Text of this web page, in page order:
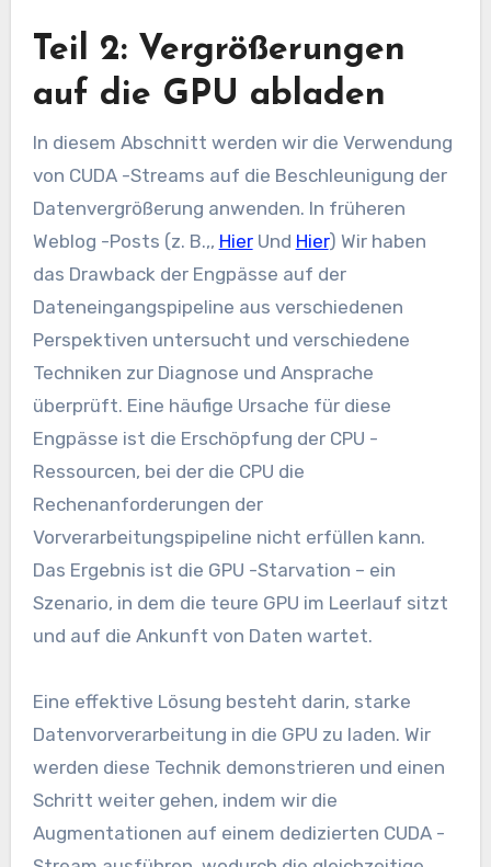
Teil 2: Vergrößerungen
auf die GPU abladen
In diesem Abschnitt werden wir die Verwendung
von CUDA -Streams auf die Beschleunigung der
Datenvergrößerung anwenden. In früheren
Weblog -Posts (z. B.,, HierUnd Hier) Wir haben
das Drawback der Engpässe auf der
Dateneingangspipeline aus verschiedenen
Perspektiven untersucht und verschiedene
Techniken zur Diagnose und Ansprache
überprüft. Eine häufige Ursache für diese
Engpässe ist die Erschöpfung der CPU -
Ressourcen, bei der die CPU die
Rechenanforderungen der
Vorverarbeitungspipeline nicht erfüllen kann.
Das Ergebnis ist die GPU -Starvation – ein
Szenario, in dem die teure GPU im Leerlauf sitzt
und auf die Ankunft von Daten wartet.
Eine effektive Lösung besteht darin, starke
Datenvorverarbeitung in die GPU zu laden. Wir
werden diese Technik demonstrieren und einen
Schritt weiter gehen, indem wir die
Augmentationen auf einem dedizierten CUDA -